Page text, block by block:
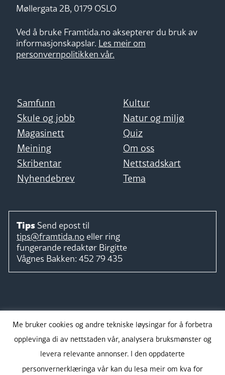
Møllergata 2B, 0179 OSLO
Ved å bruke Framtida.no aksepterer du bruk av
informasjonskapslar. Les meir om
personvernpolitikken vår.
Samfunn
Kultur
Skule og jobb
Natur og miljø
Magasinett
Quiz
Meining
Om oss
Skribentar
Nettstadskart
Nyhendebrev
Tema
Tips Send epost til
tips@framtida.no eller ring
fungerande redaktør Birgitte
Vågnes Bakken: 452 79 435
Me bruker cookies og andre tekniske løysingar for å forbetra
opplevinga di av nettstaden vår, analysera bruksmønster og
levera relevante annonser. I den oppdaterte
personvernerklæringa vår kan du lesa meir om kva for